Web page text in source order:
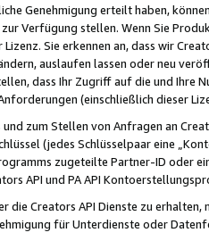
Genehmigung erteilt haben,
zur Verfügung stellen. Wenn Sie
Sie erkennen an, dass wir
auslaufen lassen oder neu
dass Ihr Zugriff auf die und Ihre
(einschließlich dieser
zum Stellen von Anfragen an
(jedes Schlüsselpaar eine
zugeteilte Partner-ID oder
API und PA API
die Creators API Dienste zu
für Unterdienste oder